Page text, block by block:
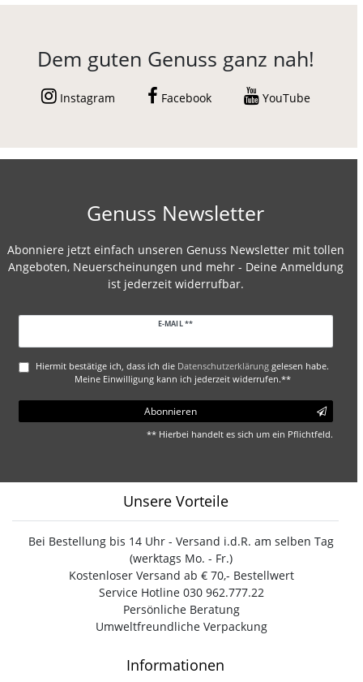
Dem guten Genuss ganz nah!
Instagram Facebook YouTube
Genuss Newsletter
Abonniere jetzt einfach unseren Genuss Newsletter mit tollen
Angeboten, Neuerscheinungen und mehr - Deine Anmeldung
ist jederzeit widerrufbar.
E-MAIL **
Hiermit bestätige ich, dass ich die Daten­schutz­erklärung gelesen habe.
Meine Einwilligung kann ich jederzeit widerrufen.**
Abonnieren
** Hierbei handelt es sich um ein Pflichtfeld.
Unsere Vorteile
Bei Bestellung bis 14 Uhr - Versand i.d.R. am selben Tag
(werktags Mo. - Fr.)
Kostenloser Versand ab € 70,- Bestellwert
Service Hotline 030 962.777.22
Persönliche Beratung
Umweltfreundliche Verpackung
Informationen